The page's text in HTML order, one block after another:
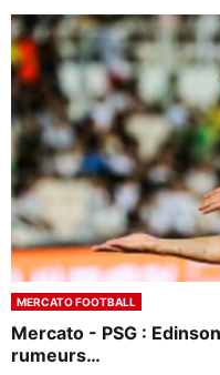
MERCATO FOOTBALL
Mercato - PSG :
rumeurs…